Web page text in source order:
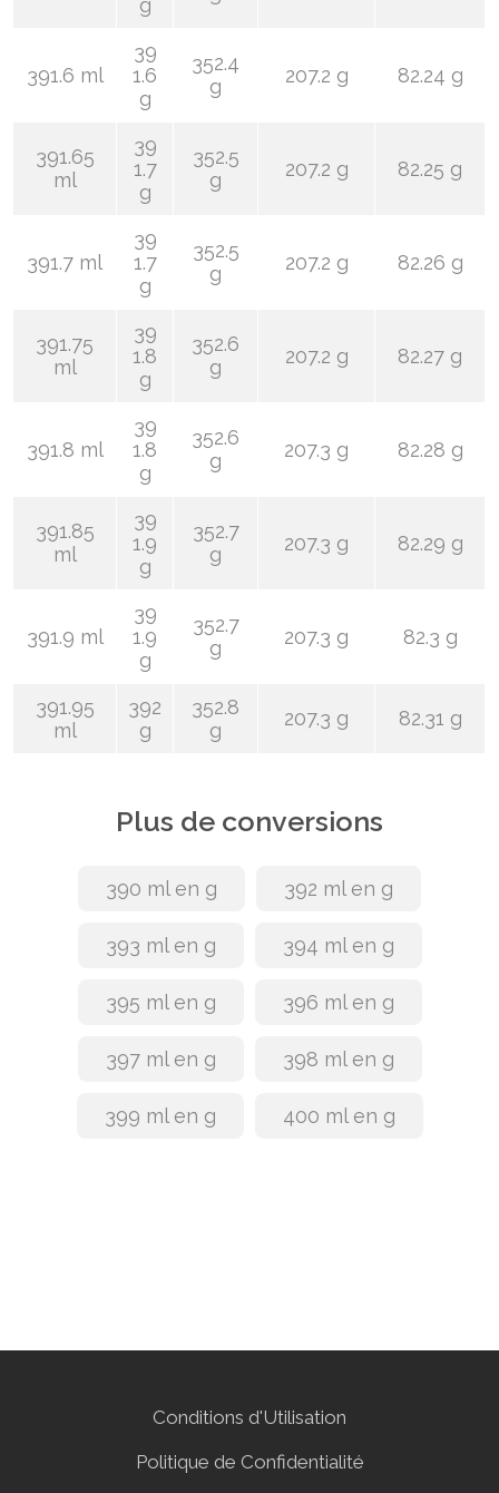
g
391.6 ml
39
1.6
g
352.4
g
207.2 g 82.24 g
391.65
ml
39
1.7
g
352.5
g
207.2 g 82.25 g
391.7 ml
39
1.7
g
352.5
g
207.2 g 82.26 g
391.75
ml
39
1.8
g
352.6
g
207.2 g 82.27 g
391.8 ml
39
1.8
g
352.6
g
207.3 g 82.28 g
391.85
ml
39
1.9
g
352.7
g
207.3 g 82.29 g
391.9 ml
39
1.9
g
352.7
g
207.3 g 82.3 g
391.95
ml
392
g
352.8
g
207.3 g 82.31 g
Plus de conversions
390 ml en g 392 ml en g
393 ml en g 394 ml en g
395 ml en g 396 ml en g
397 ml en g 398 ml en g
399 ml en g 400 ml en g
Conditions d'Utilisation
Politique de Confidentialité